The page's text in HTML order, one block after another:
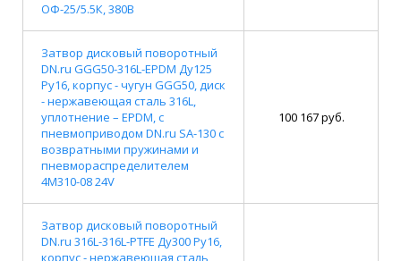
ОФ-25/5.5К, 380В
Затвор дисковый поворотный
DN.ru GGG50-316L-EPDM Ду125
Ру16, корпус - чугун GGG50, диск
- нержавеющая сталь 316L,
уплотнение – EPDM, с
пневмоприводом DN.ru SA-130 с
возвратными пружинами и
пневмораспределителем
4M310-08 24V
100 167 руб.
Затвор дисковый поворотный
DN.ru 316L-316L-PTFE Ду300 Ру16,
корпус - нержавеющая сталь